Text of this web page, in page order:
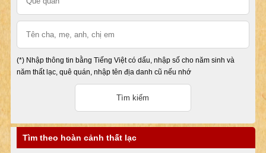
(*) Nhập thông tin bằng Tiếng Việt có dấu, nhập số cho năm sinh và
năm thất lạc, quê quán, nhập tên địa danh cũ nếu nhớ
Tìm theo hoàn cảnh thất lạc